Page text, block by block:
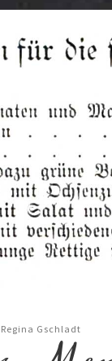
Regina Gschladt